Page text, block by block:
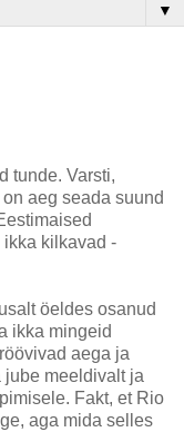
▼
tunde. Varsti,
aeg seada suund
kilkavad -
öeldes osanud
ikka mingeid
aega ja
jube meeldivalt ja
Fakt, et Rio
aga mida selles